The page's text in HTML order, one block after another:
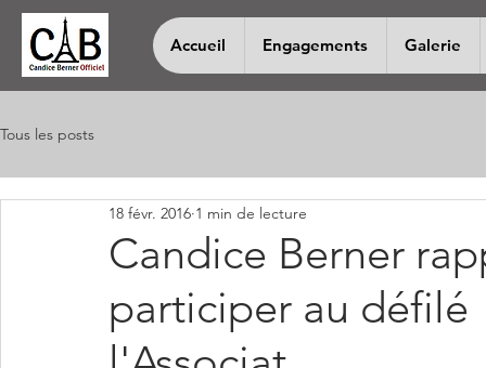
Accueil Engagements Galerie
Tous les posts
Candice Berner
participer au
18 févr. 2016 1 min de lecture